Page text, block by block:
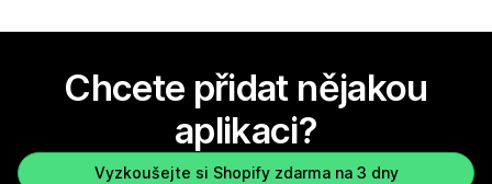
Chcete přidat nějakou
aplikaci?
Vyzkoušejte si Shopify zdarma na 3 dny